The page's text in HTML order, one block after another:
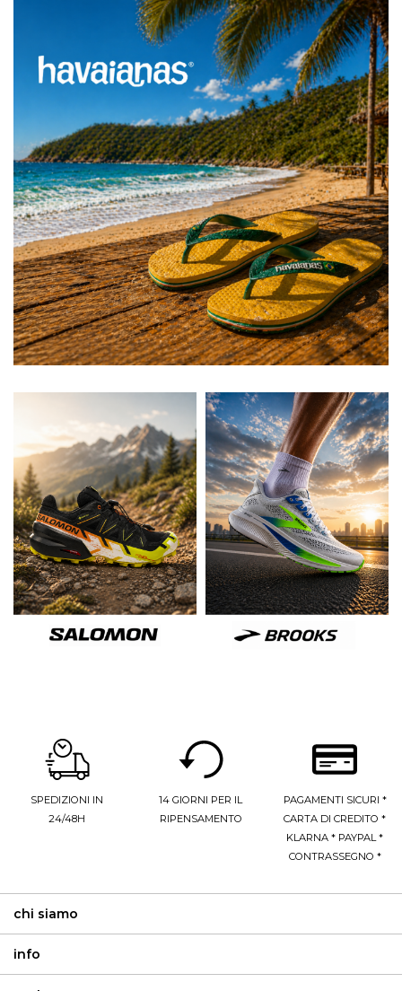
SPEDIZIONI IN
24/48H
14 GIORNI PER IL
RIPENSAMENTO
PAGAMENTI SICURI *
CARTA DI CREDITO *
KLARNA * PAYPAL *
CONTRASSEGNO *
chi siamo
info